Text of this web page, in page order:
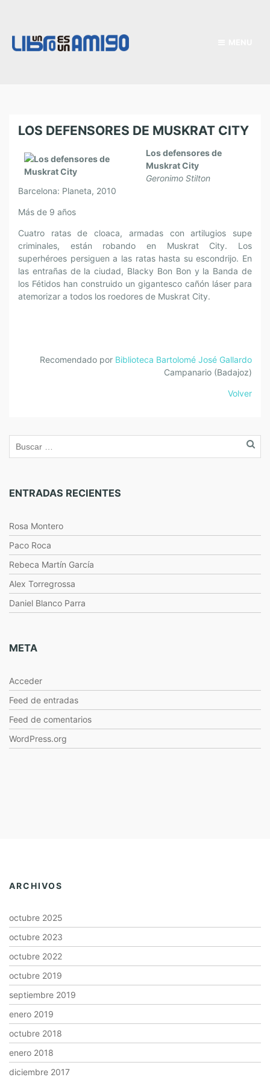
LOS DEFENSORES DE MUSKRAT CITY
Los defensores de
Muskrat City
Geronimo Stilton
Barcelona: Planeta, 2010
Más de 9 años
Cuatro ratas de cloaca, armadas con artilugios supe
criminales, están robando en Muskrat City. Los
superhéroes persiguen a las ratas hasta su escondrijo. En
las entrañas de la ciudad, Blacky Bon Bon y la Banda de
los Fétidos han construido un gigantesco cañón láser para
atemorizar a todos los roedores de Muskrat City.
Recomendado por Biblioteca Bartolomé José Gallardo
Campanario (Badajoz)
Volver
ENTRADAS RECIENTES
Rosa Montero
Paco Roca
Rebeca Martín García
Alex Torregrossa
Daniel Blanco Parra
META
Acceder
Feed de entradas
Feed de comentarios
WordPress.org
ARCHIVOS
octubre 2025
octubre 2023
octubre 2022
octubre 2019
septiembre 2019
enero 2019
octubre 2018
enero 2018
diciembre 2017